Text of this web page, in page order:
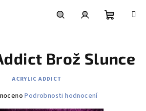
košík
Brož Slunce
ACRYLIC ADDICT
Podrobnosti hodnocení